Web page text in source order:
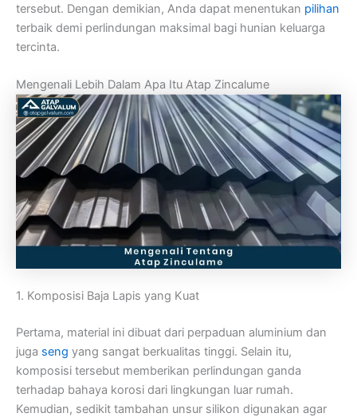
tersebut. Dengan demikian, Anda dapat menentukan pilihan
terbaik demi perlindungan maksimal bagi hunian keluarga
tercinta.
Mengenali Lebih Dalam Apa Itu Atap Zincalume
1. Komposisi Baja Lapis yang Kuat
Pertama, material ini dibuat dari perpaduan aluminium dan
juga seng yang sangat berkualitas tinggi. Selain itu,
komposisi tersebut memberikan perlindungan ganda
terhadap bahaya korosi dari lingkungan luar rumah.
Kemudian, sedikit tambahan unsur silikon digunakan agar